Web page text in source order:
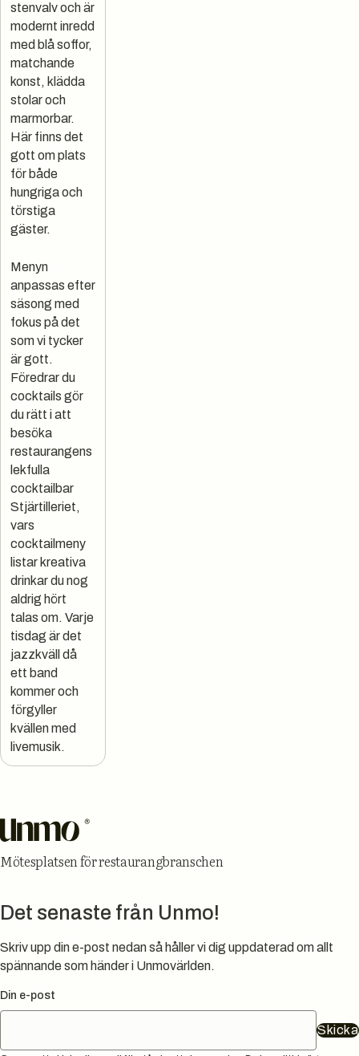
stenvalv och är
modernt inredd
med blå soffor,
matchande
konst, klädda
stolar och
marmorbar.
Här finns det
gott om plats
för både
hungriga och
törstiga
gäster.
Menyn
anpassas efter
säsong med
fokus på det
som vi tycker
är gott.
Föredrar du
cocktails gör
du rätt i att
besöka
restaurangens
lekfulla
cocktailbar
Stjärtilleriet,
vars
cocktailmeny
listar kreativa
drinkar du nog
aldrig hört
talas om. Varje
tisdag är det
jazzkväll då
ett band
kommer och
förgyller
kvällen med
livemusik.
Mötesplatsen för restaurangbranschen
Det senaste från Unmo!
Skriv upp din e-post nedan så håller vi dig uppdaterad om allt
spännande som händer i Unmovärlden.
Din e-post
Skicka